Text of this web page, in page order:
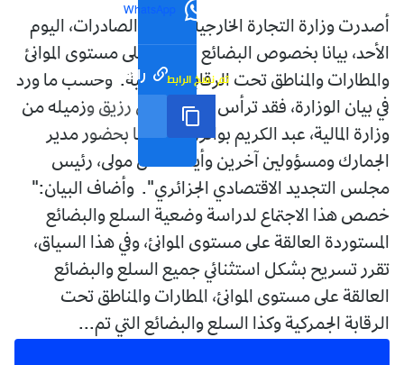
WhatsApp
رابط مختصر تم نسخ الرابط
أصدرت وزارة التجارة الخارجية وترقية الصادرات، اليوم
الأحد، بيانا بخصوص البضائع العالقة على مستوى الموانئ
والمطارات والمناطق تحت الرقابة الجمركية. وحسب ما ورد
في بيان الوزارة، فقد ترأس الوزير كمال رزيق وزميله من
وزارة المالية، عبد الكريم بوالزرد، اجتماعا بحضور مدير
الجمارك ومسؤولين آخرين وأيضا كمال مولى، رئيس
مجلس التجديد الاقتصادي الجزائري". وأضاف البيان:"
خصص هذا الاجتماع لدراسة وضعية السلع والبضائع
المستوردة العالقة على مستوى الموانئ، وفي هذا السياق،
تقرر تسريح بشكل استثنائي جميع السلع والبضائع
العالقة على مستوى الموانئ، المطارات والمناطق تحت
الرقابة الجمركية وكذا السلع والبضائع التي تم...